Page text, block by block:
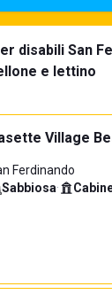
disabili San
e lettino
Village
Ferdinando
Sabbiosa·